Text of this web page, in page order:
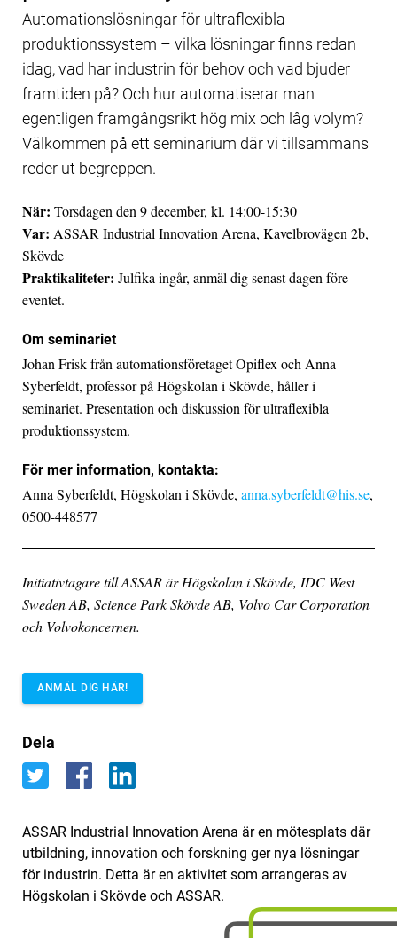
Automationslösningar för ultraflexibla
produktionssystem – vilka lösningar finns redan
idag, vad har industrin för behov och vad bjuder
framtiden på? Och hur automatiserar man
egentligen framgångsrikt hög mix och låg volym?
Välkommen på ett seminarium där vi tillsammans
reder ut begreppen.
När: Torsdagen den 9 december, kl. 14:00-15:30
Var: ASSAR Industrial Innovation Arena, Kavelbrovägen 2b,
Skövde
Praktikaliteter: Julfika ingår, anmäl dig senast dagen före
eventet.
Om seminariet
Johan Frisk från automationsföretaget Opiflex och Anna
Syberfeldt, professor på Högskolan i Skövde, håller i
seminariet. Presentation och diskussion för ultraflexibla
produktionssystem.
För mer information, kontakta:
Anna Syberfeldt, Högskolan i Skövde, anna.syberfeldt@his.se,
0500-448577
Initiativtagare till ASSAR är Högskolan i Skövde, IDC West
Sweden AB, Science Park Skövde AB, Volvo Car Corporation
och Volvokoncernen.
ANMÄL DIG HÄR!
Dela
ASSAR Industrial Innovation Arena är en mötesplats där
utbildning, innovation och forskning ger nya lösningar
för industrin. Detta är en aktivitet som arrangeras av
Högskolan i Skövde och ASSAR.